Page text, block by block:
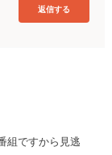
返信する
組ですから見逃